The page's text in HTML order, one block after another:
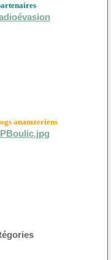
anamzeriens